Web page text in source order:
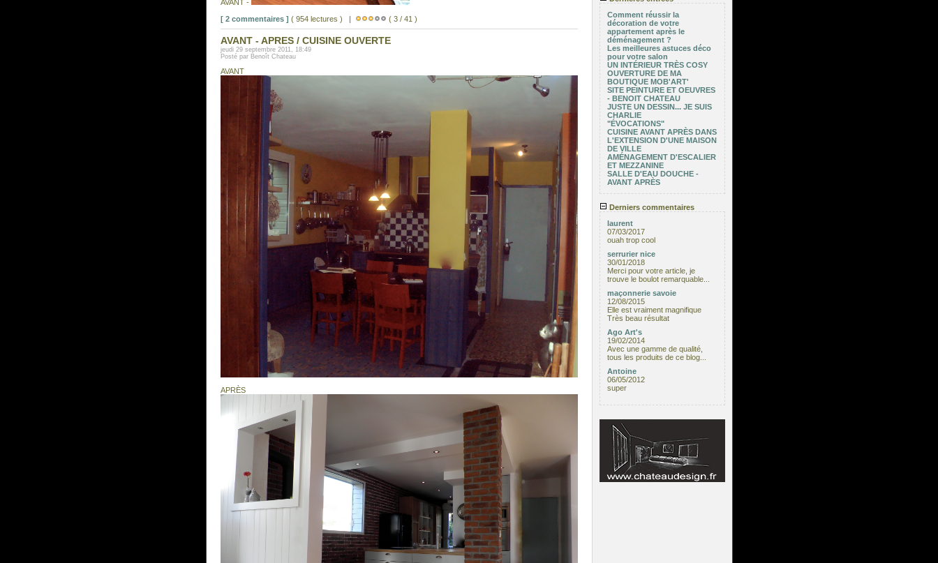
AVANT -
[ 2 commentaires ] ( 954 lectures ) | ( 3 / 41 )
AVANT - APRES / CUISINE OUVERTE
jeudi 29 septembre 2011, 18:49
Posté par Benoît Chateau
AVANT
APRÈS
Comment réussir la
décoration de votre
appartement après le
déménagement ?
Les meilleures astuces déco
pour votre salon
UN INTÉRIEUR TRÈS COSY
OUVERTURE DE MA
BOUTIQUE MOB'ART'
SITE PEINTURE ET OEUVRES
- BENOIT CHATEAU
JUSTE UN DESSIN... JE SUIS
CHARLIE
"ÉVOCATIONS"
CUISINE AVANT APRÈS DANS
L'EXTENSION D'UNE MAISON
DE VILLE
AMÉNAGEMENT D'ESCALIER
ET MEZZANINE
SALLE D'EAU DOUCHE -
AVANT APRÈS
Derniers commentaires
laurent
07/03/2017
ouah trop cool
serrurier nice
30/01/2018
Merci pour votre article, je
trouve le boulot remarquable...
maçonnerie savoie
12/08/2015
Elle est vraiment magnifique
Très beau résultat
Ago Art's
19/02/2014
Avec une gamme de qualité,
tous les produits de ce blog...
Antoine
06/05/2012
super